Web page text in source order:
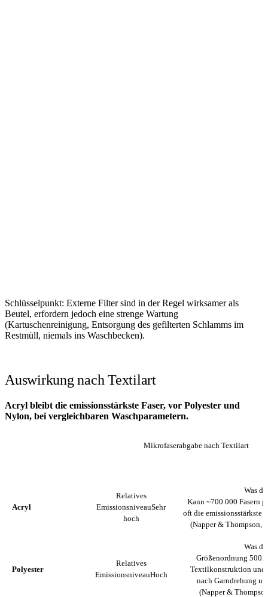
Schlüsselpunkt: Externe Filter sind in der Regel wirksamer als
Beutel, erfordern jedoch eine strenge Wartung
(Kartuschenreinigung, Entsorgung des gefilterten Schlamms im
Restmüll, niemals ins Waschbecken).
Auswirkung nach Textilart
Acryl bleibt die emissionsstärkste Faser, vor Polyester und
Nylon, bei vergleichbaren Waschparametern.
Mikrofaserabgabe nach Textilart
Acryl
Relatives
EmissionsniveauSehr
hoch
Was
Kann ~700.000 Fasern
oft die emissionsstärkste
(Napper & Thompson,
Polyester
Relatives
EmissionsniveauHoch
Was
Größenordnung
Textilkonstruktion und
nach Garndrehung
(Napper &